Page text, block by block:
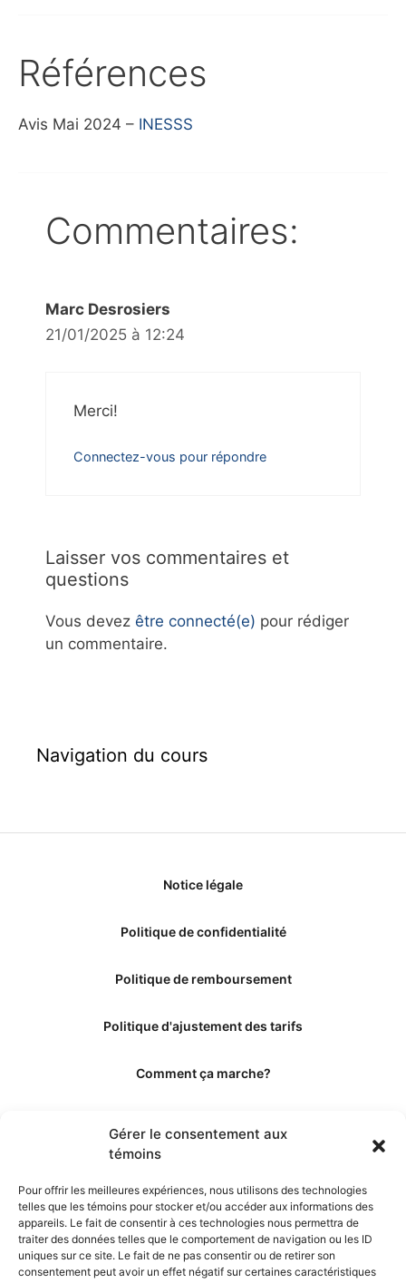
Gérer le consentement aux
témoins
Pour offrir les meilleures expériences, nous utilisons des technologies
telles que les témoins pour stocker et/ou accéder aux informations des
appareils. Le fait de consentir à ces technologies nous permettra de
traiter des données telles que le comportement de navigation ou les ID
uniques sur ce site. Le fait de ne pas consentir ou de retirer son
consentement peut avoir un effet négatif sur certaines caractéristiques
Références
Avis Mai 2024 – INESSS
Commentaires:
Marc Desrosiers
21/01/2025 à 12:24
Merci!
Connectez-vous pour répondre
Laisser vos commentaires et
questions
Vous devez être connecté(e) pour rédiger
un commentaire.
Navigation du cours
Notice légale
Politique de confidentialité
Politique de remboursement
Politique d'ajustement des tarifs
Comment ça marche?
Les éditeurs
Les experts et collaborateurs